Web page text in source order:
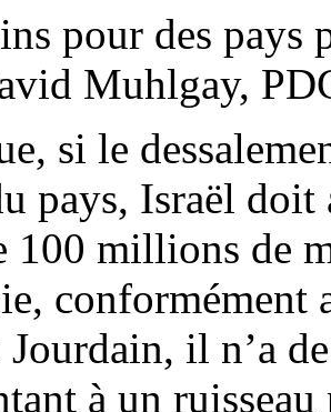
pour des pays
Muhlgay,
si le
pays, Israël doit
100 millions de
conformément
Jourdain, il n’a
à un